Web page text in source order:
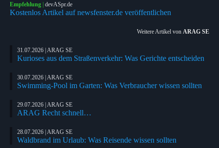
Empfehlung | devASpr.de
Kostenlos Artikel auf newsfenster.de veröffentlichen
Weitere Artikel von ARAG SE
31.07.2026 | ARAG SE
Kurioses aus dem Straßenverkehr: Was Gerichte entscheiden
30.07.2026 | ARAG SE
Swimming-Pool im Garten: Was Verbraucher wissen sollten
29.07.2026 | ARAG SE
ARAG Recht schnell…
28.07.2026 | ARAG SE
Waldbrand im Urlaub: Was Reisende wissen sollten